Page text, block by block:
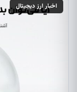
اخبار ارز دیجیتال